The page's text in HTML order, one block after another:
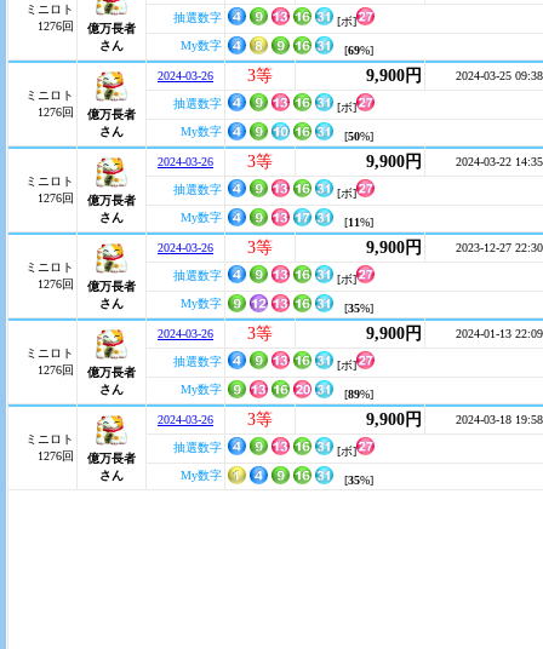
ミニロト
1276回
億万長者
さん
抽選数字
[ボ]
My数字
[69%]
ミニロト
1276回
億万長者
さん
2024-03-26 3等 9,900円 2024-03-25 09:38
抽選数字
[ボ]
My数字
[50%]
ミニロト
1276回
億万長者
さん
2024-03-26 3等 9,900円 2024-03-22 14:35
抽選数字
[ボ]
My数字
[11%]
ミニロト
1276回
億万長者
さん
2024-03-26 3等 9,900円 2023-12-27 22:30
抽選数字
[ボ]
My数字
[35%]
ミニロト
1276回
億万長者
さん
2024-03-26 3等 9,900円 2024-01-13 22:09
抽選数字
[ボ]
My数字
[89%]
ミニロト
1276回
億万長者
さん
2024-03-26 3等 9,900円 2024-03-18 19:58
抽選数字
[ボ]
My数字
[35%]